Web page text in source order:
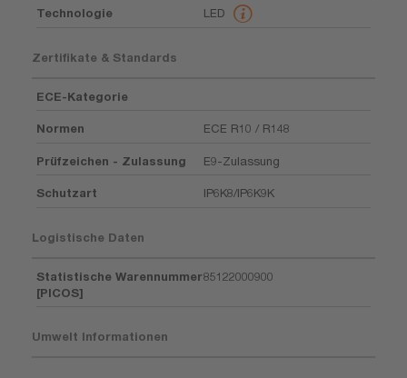
Technologie LED
Zertifikate & Standards
ECE-Kategorie
Normen ECE R10 / R148
Prüfzeichen - Zulassung E9-Zulassung
Schutzart IP6K8/IP6K9K
Logistische Daten
Statistische Warennummer
[PICOS]
85122000900
Umwelt Informationen